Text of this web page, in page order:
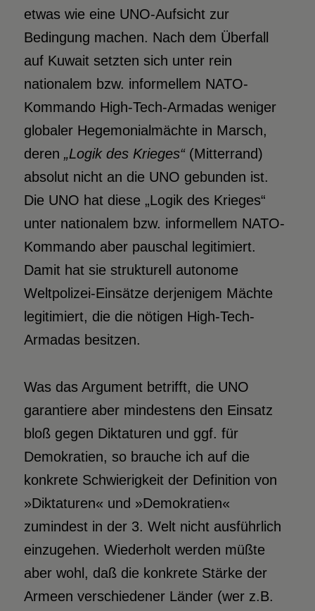
etwas wie eine UNO-Aufsicht zur
Bedingung machen. Nach dem Überfall
auf Kuwait setzten sich unter rein
nationalem bzw. informellem NATO-
Kommando High-Tech-Armadas weniger
globaler Hegemonialmächte in Marsch,
deren „Logik des Krieges“(Mitterrand)
absolut nicht an die UNO gebunden ist.
Die UNO hat diese „Logik des Krieges“
unter nationalem bzw. informellem NATO-
Kommando aber pauschal legitimiert.
Damit hat sie strukturell autonome
Weltpolizei-Einsätze derjenigem Mächte
legitimiert, die die nötigen High-Tech-
Armadas besitzen.
Was das Argument betrifft, die UNO
garantiere aber mindestens den Einsatz
bloß gegen Diktaturen und ggf. für
Demokratien, so brauche ich auf die
konkrete Schwierigkeit der Definition von
»Diktaturen« und »Demokratien«
zumindest in der 3. Welt nicht ausführlich
einzugehen. Wiederholt werden müßte
aber wohl, daß die konkrete Stärke der
Armeen verschiedener Länder (wer z.B.